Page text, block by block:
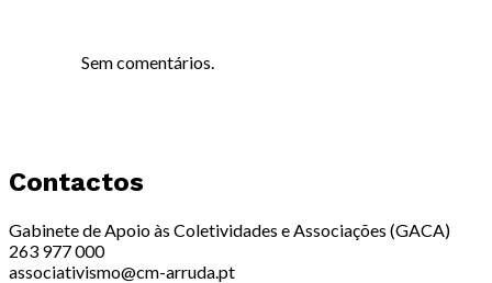
Sem comentários.
Contactos
Gabinete de Apoio às Coletividades e Associações (GACA)
263 977 000
associativismo@cm-arruda.pt